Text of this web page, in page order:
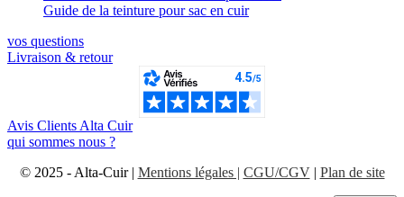
Guide de la teinture pour sac en cuir
vos questions​
Livraison & retour
Avis Clients Alta Cuir
qui sommes nous ?
© 2025 - Alta-Cuir | Mentions légales | CGU/CGV| Plan de site